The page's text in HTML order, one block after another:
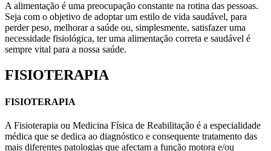
A alimentação é uma preocupação constante na rotina das pessoas.
Seja com o objetivo de adoptar um estilo de vida saudável, para
perder peso, melhorar a saúde ou, simplesmente, satisfazer uma
necessidade fisiológica, ter uma alimentação correta e saudável é
sempre vital para a nossa saúde.
FISIOTERAPIA
FISIOTERAPIA
A Fisioterapia ou Medicina Física de Reabilitação é a especialidade
médica que se dedica ao diagnóstico e consequente tratamento das
mais diferentes patologias que afectam a função motora e/ou